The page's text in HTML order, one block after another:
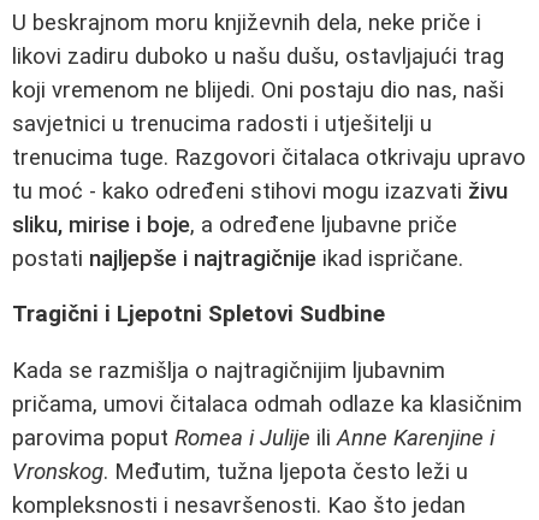
U beskrajnom moru književnih dela, neke priče i
likovi zadiru duboko u našu dušu, ostavljajući trag
koji vremenom ne blijedi. Oni postaju dio nas, naši
savjetnici u trenucima radosti i utješitelji u
trenucima tuge. Razgovori čitalaca otkrivaju upravo
tu moć - kako određeni stihovi mogu izazvati živu
sliku, mirise i boje, a određene ljubavne priče
postati najljepše i najtragičnije ikad ispričane.
Tragični i Ljepotni Spletovi Sudbine
Kada se razmišlja o najtragičnijim ljubavnim
pričama, umovi čitalaca odmah odlaze ka klasičnim
parovima poput Romea i Julije iliAnne Karenjine i
Vronskog. Međutim, tužna ljepota često leži u
kompleksnosti i nesavršenosti. Kao što jedan